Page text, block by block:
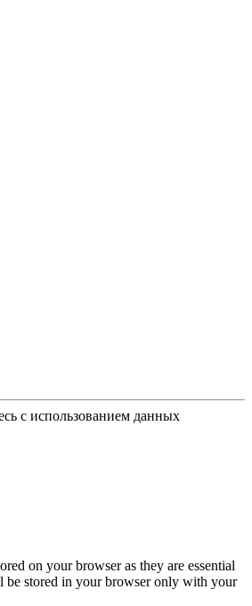
с использованием данных
on your browser as they are essential
be stored in your browser only with your